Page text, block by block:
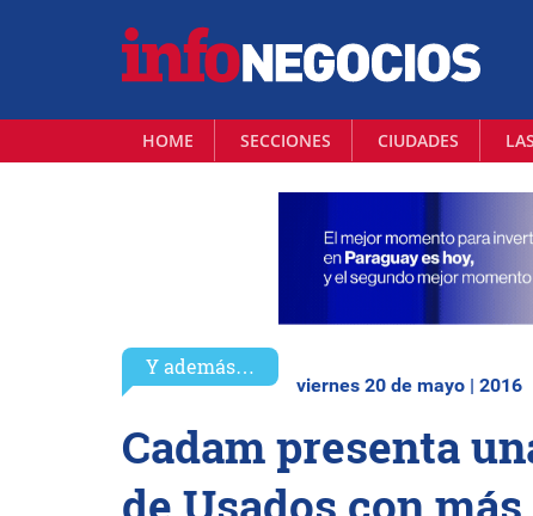
HOME SECCIONES CIUDADES
Y además…
viernes 20 de mayo | 2016
Cadam presenta